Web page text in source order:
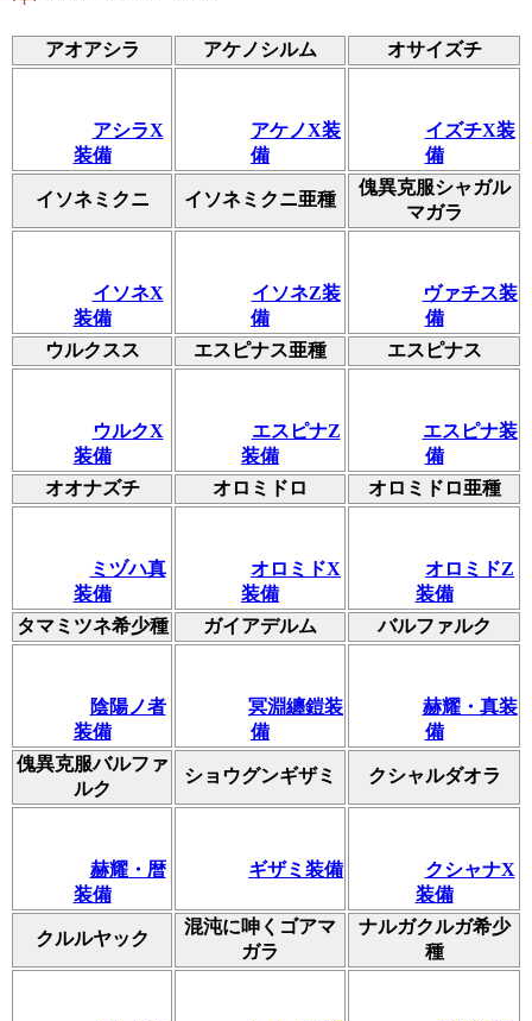
アオアシラ アケノシルム オサイズチ
アシラX
装備
アケノX装
備
イズチX装
備
イソネミクニ イソネミクニ亜種
傀異克服シャガル
マガラ
イソネX
装備
イソネZ装
備
ヴァチス装
備
ウルクスス
エスピナス亜種 エスピナス
ウルクX
装備
エスピナZ
装備
エスピナ装
備
オオナズチ
オロミドロ オロミドロ亜種
ミヅハ真
装備
オロミドX
装備
オロミドZ
装備
タマミツネ希少種
ガイアデルム バルファルク
陰陽ノ者
装備
冥淵纏鎧装
備
赫耀・真装
備
傀異克服バルファ
ルク
ショウグンギザミ クシャルダオラ
赫耀・暦
装備
ギザミ装備
クシャナX
装備
クルルヤック
混沌に呻くゴアマ
ガラ
ナルガクルガ希少
種